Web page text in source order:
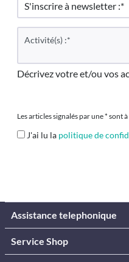
Décrivez votre et/ou vos
Les articles signalés par une * sont
J'ai lu la politique de
Assistance telephonique
Service Shop